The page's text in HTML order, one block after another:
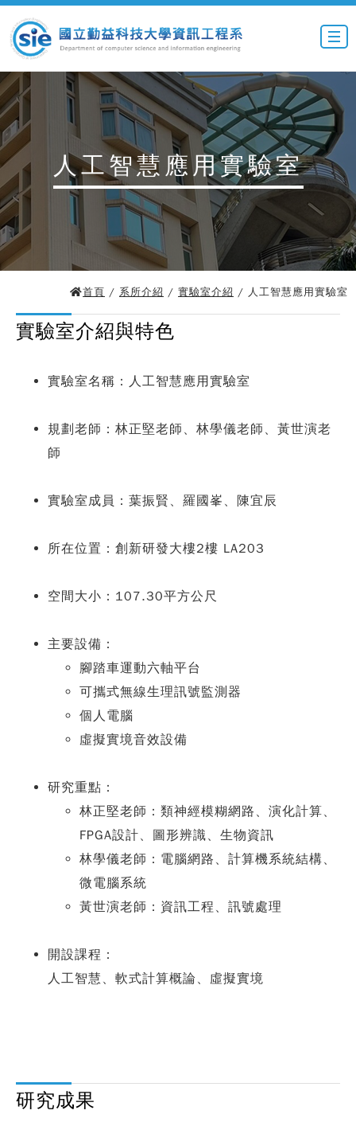
人工智慧應用實驗室
首頁 / 系所介紹 / 實驗室介紹 / 人工智慧應用實驗室
實驗室介紹與特色
實驗室名稱：人工智慧應用實驗室
規劃老師：林正堅老師、林學儀老師、黃世演老
師
實驗室成員：葉振賢、羅國峯、陳宜辰
所在位置：創新研發大樓2樓 LA203
空間大小：107.30平方公尺
主要設備：
腳踏車運動六軸平台
可攜式無線生理訊號監測器
個人電腦
虛擬實境音效設備
研究重點：
林正堅老師：類神經模糊網路、演化計算、
FPGA設計、圖形辨識、生物資訊
林學儀老師：電腦網路、計算機系統結構、
微電腦系統
黃世演老師：資訊工程、訊號處理
開設課程：
人工智慧、軟式計算概論、虛擬實境
研究成果